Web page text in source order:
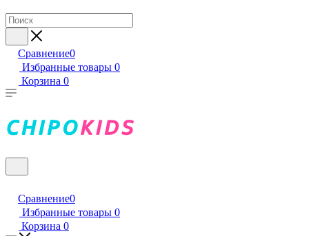
Сравнение0
Избранные товары 0
Корзина 0
Сравнение0
Избранные товары 0
Корзина 0